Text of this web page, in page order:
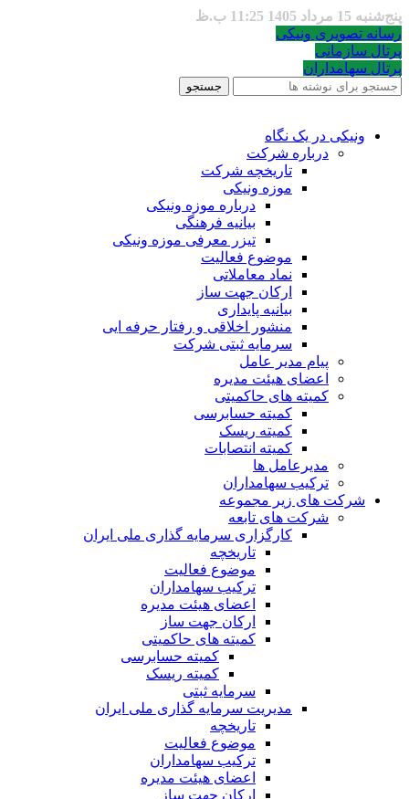
پنج‌شنبه 15 مرداد 1405 11:25 ب.ظ
رسانه تصویری ونیکی
پرتال سازمانی
پرتال سهامداران
جستجو
ونیکی در یک نگاه
درباره شرکت
تاریخچه شرکت
موزه ونیکی
درباره موزه ونیکی
بیانیه فرهنگی
تیزر معرفی موزه ونیکی
موضوع فعالیت
نماد معاملاتی
ارکان جهت ساز
بیانیه پایداری
منشور اخلاقی و رفتار حرفه ایی
سرمایه ثبتی شرکت
پیام مدیر عامل
اعضای هیئت مدیره
کمیته های حاکمیتی
کمیته حسابرسی
کمیته ریسک
کمیته انتصابات
مدیرعامل ها
ترکیب سهامداران
شرکت های زیر مجموعه
شرکت های تابعه
کارگزاری سرمایه گذاری ملی ایران
تاریخچه
موضوع فعالیت
ترکیب سهامداران
اعضای هیئت مدیره
ارکان جهت ساز
کمیته های حاکمیتی
کمیته حسابرسی
کمیته ریسک
سرمایه ثبتی
مدیریت سرمایه گذاری ملی ایران
تاریخچه
موضوع فعالیت
ترکیب سهامداران
اعضای هیئت مدیره
ارکان جهت ساز